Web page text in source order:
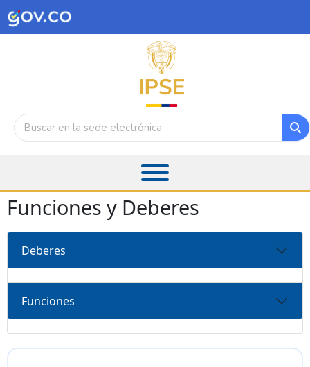
Funciones y Deberes
Deberes
Funciones